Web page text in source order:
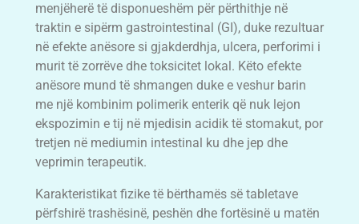
menjëherë të disponueshëm për përthithje në
traktin e sipërm gastrointestinal (GI), duke rezultuar
në efekte anësore si gjakderdhja, ulcera, perforimi i
murit të zorrëve dhe toksicitet lokal. Këto efekte
anësore mund të shmangen duke e veshur barin
me një kombinim polimerik enterik që nuk lejon
ekspozimin e tij në mjedisin acidik të stomakut, por
tretjen në mediumin intestinal ku dhe jep dhe
veprimin terapeutik.
Karakteristikat fizike të bërthamës së tabletave
përfshirë trashësinë, peshën dhe fortësinë u matën